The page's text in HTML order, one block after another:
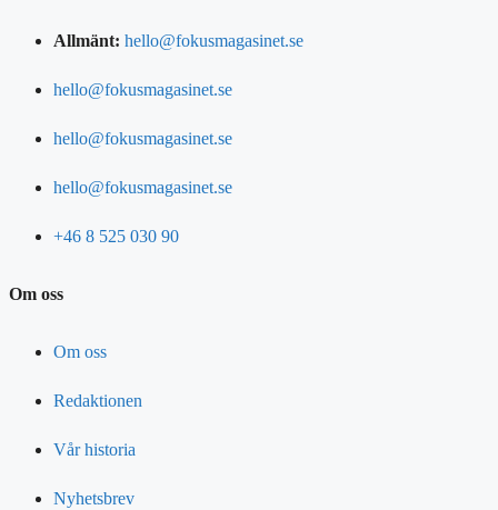
Allmänt: hello@fokusmagasinet.se
hello@fokusmagasinet.se
hello@fokusmagasinet.se
hello@fokusmagasinet.se
+46 8 525 030 90
Om oss
Om oss
Redaktionen
Vår historia
Nyhetsbrev